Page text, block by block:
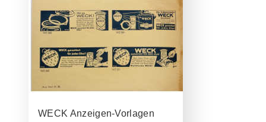
WECK Anzeigen-Vorlagen